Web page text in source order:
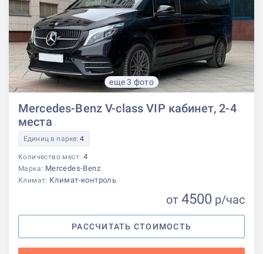
еще 3 фото
Mercedes-Benz V-class VIP кабинет, 2-4
места
Единиц в парке:4
Количество мест: 4
Марка: Mercedes-Benz
Климат: Климат-контроль
от 4500 р/час
РАССЧИТАТЬ СТОИМОСТЬ